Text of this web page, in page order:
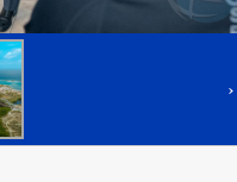
›